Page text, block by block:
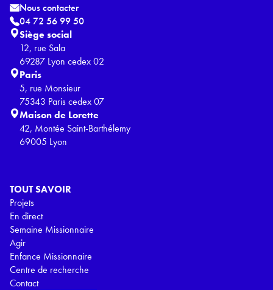
TOUT SAVOIR
Projets
En direct
Semaine Missionnaire
Agir
Enfance Missionnaire
Centre de recherche
Contact
Nous contacter
04 72 56 99 50
Siège social
12, rue Sala
69287 Lyon cedex 02
Paris
5, rue Monsieur
75343 Paris cedex 07
Maison de Lorette
42, Montée Saint-Barthélemy
69005 Lyon